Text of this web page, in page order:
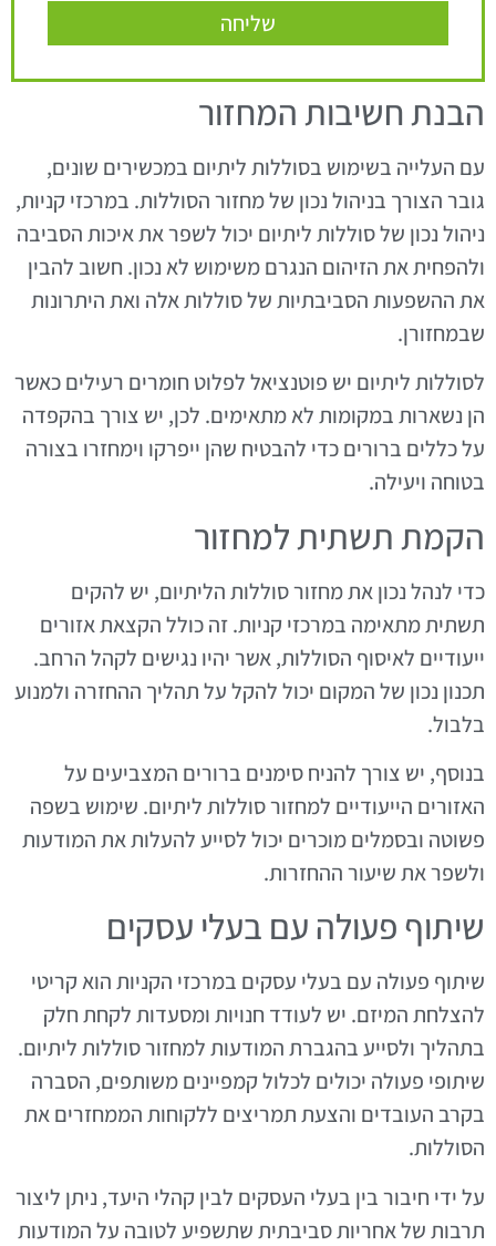
שליחה
הבנת חשיבות המחזור
עם העלייה בשימוש בסוללות ליתיום במכשירים שונים,
גובר הצורך בניהול נכון של מחזור הסוללות. במרכזי קניות,
ניהול נכון של סוללות ליתיום יכול לשפר את איכות הסביבה
ולהפחית את הזיהום הנגרם משימוש לא נכון. חשוב להבין
את ההשפעות הסביבתיות של סוללות אלה ואת היתרונות
שבמחזורן.
לסוללות ליתיום יש פוטנציאל לפלוט חומרים רעילים כאשר
הן נשארות במקומות לא מתאימים. לכן, יש צורך בהקפדה
על כללים ברורים כדי להבטיח שהן ייפרקו וימחזרו בצורה
בטוחה ויעילה.
הקמת תשתית למחזור
כדי לנהל נכון את מחזור סוללות הליתיום, יש להקים
תשתית מתאימה במרכזי קניות. זה כולל הקצאת אזורים
ייעודיים לאיסוף הסוללות, אשר יהיו נגישים לקהל הרחב.
תכנון נכון של המקום יכול להקל על תהליך ההחזרה ולמנוע
בלבול.
בנוסף, יש צורך להניח סימנים ברורים המצביעים על
האזורים הייעודיים למחזור סוללות ליתיום. שימוש בשפה
פשוטה ובסמלים מוכרים יכול לסייע להעלות את המודעות
ולשפר את שיעור ההחזרות.
שיתוף פעולה עם בעלי עסקים
שיתוף פעולה עם בעלי עסקים במרכזי הקניות הוא קריטי
להצלחת המיזם. יש לעודד חנויות ומסעדות לקחת חלק
בתהליך ולסייע בהגברת המודעות למחזור סוללות ליתיום.
שיתופי פעולה יכולים לכלול קמפיינים משותפים, הסברה
בקרב העובדים והצעת תמריצים ללקוחות הממחזרים את
הסוללות.
על ידי חיבור בין בעלי העסקים לבין קהלי היעד, ניתן ליצור
תרבות של אחריות סביבתית שתשפיע לטובה על המודעות